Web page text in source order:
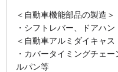
＜自動車機能部品の製造＞
・シフトレバー、ドアハ
＜自動車アルミダイキャス
・カバータイミングチェ
ルパン等